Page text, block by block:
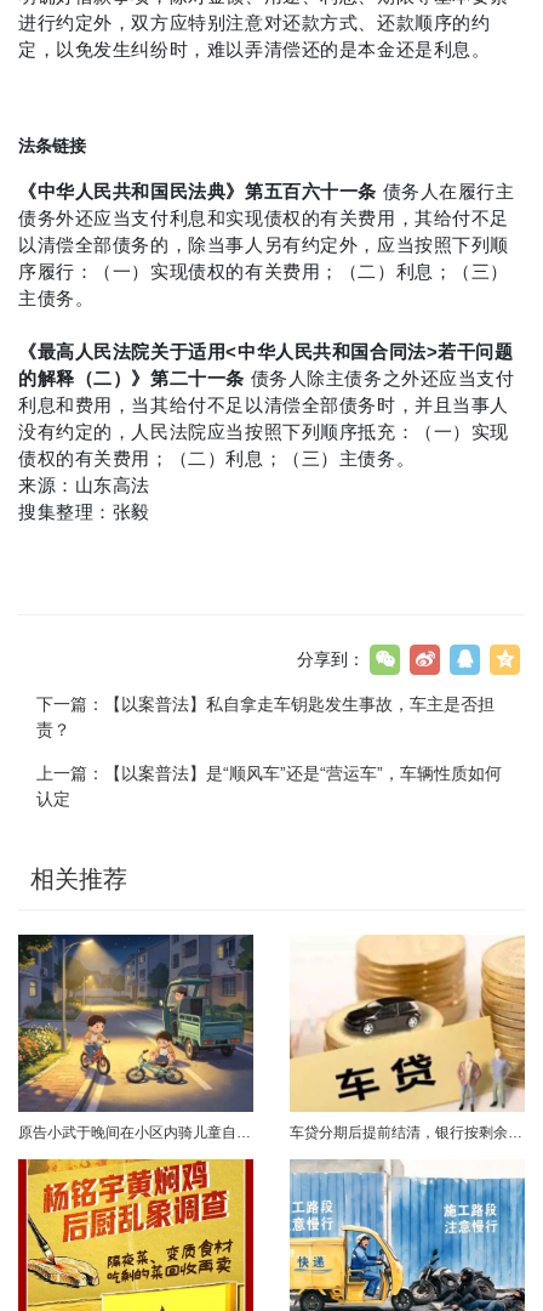
进行约定外，双方应特别注意对还款方式、还款顺序的约
定，以免发生纠纷时，难以弄清偿还的是本金还是利息。
法条链接
《中华人民共和国民法典》 第五百六十一条 债务人在履行主
债务外还应当支付利息和实现债权的有关费用，其给付不足
以清偿全部债务的，除当事人另有约定外，应当按照下列顺
序履行：（一）实现债权的有关费用；（二）利息；（三）
主债务。
《最高人民法院关于适用<中华人民共和国合同法>若干问题
的解释（二）》第二十一条 债务人除主债务之外还应当支付
利息和费用，当其给付不足以清偿全部债务时，并且当事人
没有约定的，人民法院应当按照下列顺序抵充：
（一）实现
债权的有关费用；
（二）利息；
（三）主债务。
来源：山东高法
搜集整理：张毅
分享到：
下一篇：
【以案普法】私自拿走车钥匙发生事故，车主是否担
责？
上一篇：
【以案普法】是“顺风车”还是“营运车”，车辆性质如何
认定
相关推荐